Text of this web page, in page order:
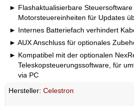
Flashaktualisierbare Steuersoftware
Motorsteuereinheiten für Updates
Internes Batteriefach verhindert
AUX Anschluss für optionales
Kompatibel mit der optionalen
Teleskopsteuerungssoftware, für
via PC
Hersteller:Celestron